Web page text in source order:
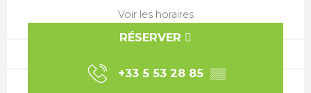
Voir les horaires
RÉSERVER
+33 5 53 28 85 ▒▒